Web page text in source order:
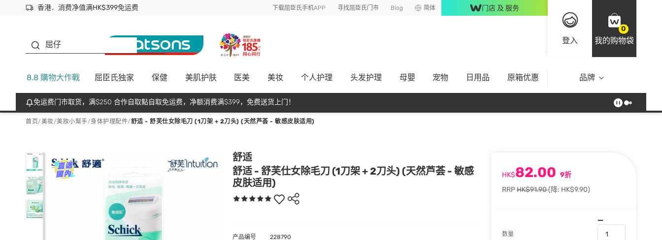
香港．消费净值满HK$399免运费
立即成为易赏钱会员尽享独家优惠
首次APP下单买满$450 输入 NEWAPP 即减$50 下载屈臣氏手机APP 寻找屈臣氏门市 Blog 简体 门店 及 服务
登入
0
我的购物袋
屈仔
8.8 購物大作戰 屈臣氏独家 保健 美肌护肤 医美 美妆 个人护理 头发护理 母嬰 宠物 日用品 原箱优惠 品牌
免运费门市取货，满$250 合作自取點自取免运费，净额消费满$399，免费送货上门！
首页/美妆/美妝小幫手/身体护理配件/舒适 - 舒芙仕女除毛刀 (1刀架 + 2刀头) (天然芦荟 - 敏感皮肤适用)
舒适
舒适 - 舒芙仕女除毛刀 (1刀架 + 2刀头) (天然芦荟 - 敏感
皮肤适用)
HK$82.00 9折
RRPHK$91.90(降: HK$9.90)
数量
产品编号 228790